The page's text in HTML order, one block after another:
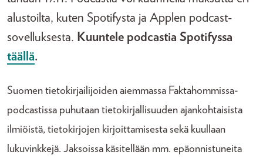
alustoilta, kuten Spotifysta ja Applen podcast-
sovelluksesta. Kuuntele podcastia Spotifyssa
täällä.
Suomen tietokirjailijoiden aiemmassa Faktahommissa-
podcastissa puhutaan tietokirjallisuuden ajankohtaisista
ilmiöistä, tietokirjojen kirjoittamisesta sekä kuullaan
lukuvinkkejä. Jaksoissa käsitellään mm. epäonnistuneita